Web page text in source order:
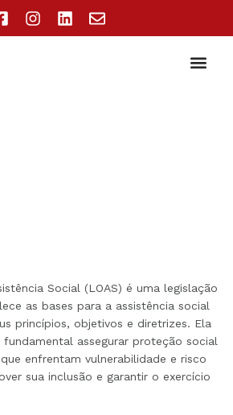
Social (LOAS) é uma legislação
as bases para a assistência social
princípios, objetivos e diretrizes. Ela
assegurar proteção social
enfrentam vulnerabilidade e risco
sua inclusão e garantir o exercício